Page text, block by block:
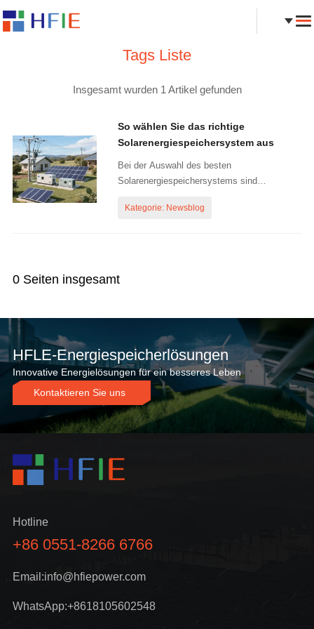
Tags Liste
Insgesamt wurden 1 Artikel gefunden
So wählen Sie das richtige
Solarenergiespeichersystem aus
Bei der Auswahl des besten
Solarenergiespeichersystems sind
um sicherzustellen, dass es Ihren
Stromverbrauch...
Kategorie: Newsblog
0 Seiten insgesamt
HFLE-Energiespeicherlösungen
Innovative Energielösungen für ein besseres Leben
Kontaktieren Sie uns
Hotline
+86 0551-8266 6766
Email:info@hfiepower.com
WhatsApp:+8618105602548